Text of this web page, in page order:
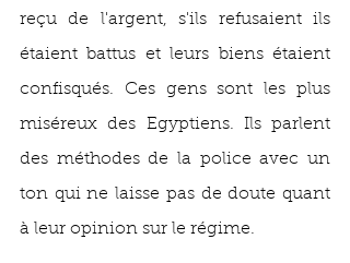
reçu de l'argent, s'ils refusaient ils
étaient battus et leurs biens étaient
confisqués. Ces gens sont les plus
miséreux des Egyptiens. Ils parlent
des méthodes de la police avec un
ton qui ne laisse pas de doute quant
à leur opinion sur le régime.